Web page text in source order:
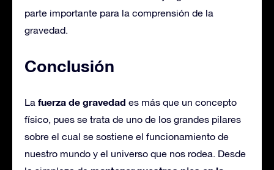
parte importante para la comprensión de la
gravedad.
Conclusión
La fuerza de gravedad es más que un concepto
físico, pues se trata de uno de los grandes pilares
sobre el cual se sostiene el funcionamiento de
nuestro mundo y el universo que nos rodea. Desde